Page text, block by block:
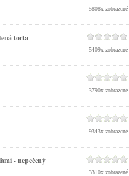
5808x zobrazené
torta
5409x zobrazené
3790x zobrazené
9343x zobrazené
- nepečený
3310x zobrazené